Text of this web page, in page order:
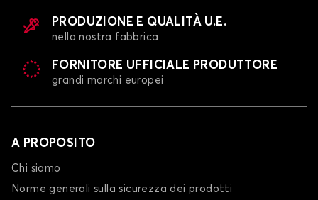
PRODUZIONE E QUALITÀ U.E.
nella nostra fabbrica
FORNITORE UFFICIALE PRODUTTORE
grandi marchi europei
A PROPOSITO
Chi siamo
Norme generali sulla sicurezza dei prodotti